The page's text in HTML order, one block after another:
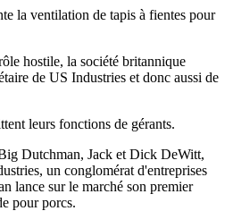
la ventilation de tapis à fientes pour
hostile, la société britannique
de US Industries et donc aussi de
leurs fonctions de gérants.
Dutchman, Jack et Dick DeWitt,
un conglomérat d'entreprises
lance sur le marché son premier
pour porcs.